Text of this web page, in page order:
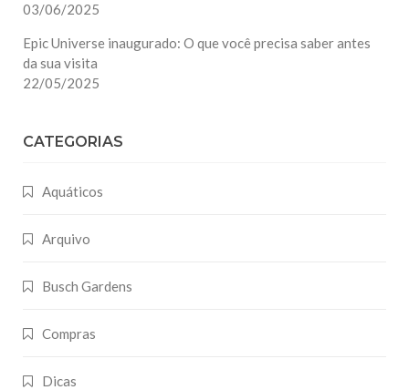
03/06/2025
Epic Universe inaugurado: O que você precisa saber antes
da sua visita
22/05/2025
CATEGORIAS
Aquáticos
Arquivo
Busch Gardens
Compras
Dicas